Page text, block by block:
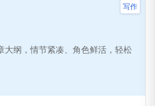
大纲，情节紧凑、角色鲜活，轻松
写作